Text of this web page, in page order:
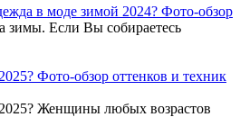
в моде зимой 2024? Фото-обзор
зимы. Если Вы собираетесь
Фото-обзор оттенков и техник
Женщины любых возрастов